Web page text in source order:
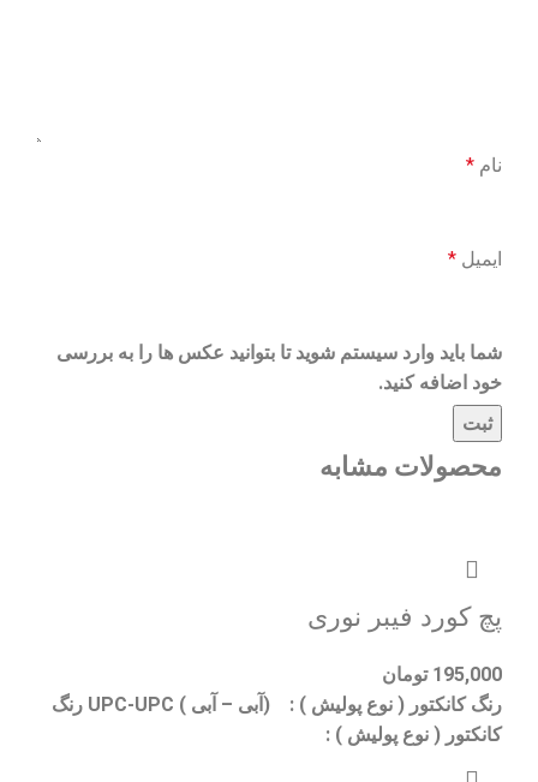
نام *
ایمیل *
شما باید وارد سیستم شوید تا بتوانید عکس ها را به بررسی
خود اضافه کنید.
محصولات مشابه
پچ کورد فیبر نوری
195,000 تومان
رنگ کانکتور ( نوع پولیش ) : (آبی – آبی ) UPC-UPC رنگ
کانکتور ( نوع پولیش ) :